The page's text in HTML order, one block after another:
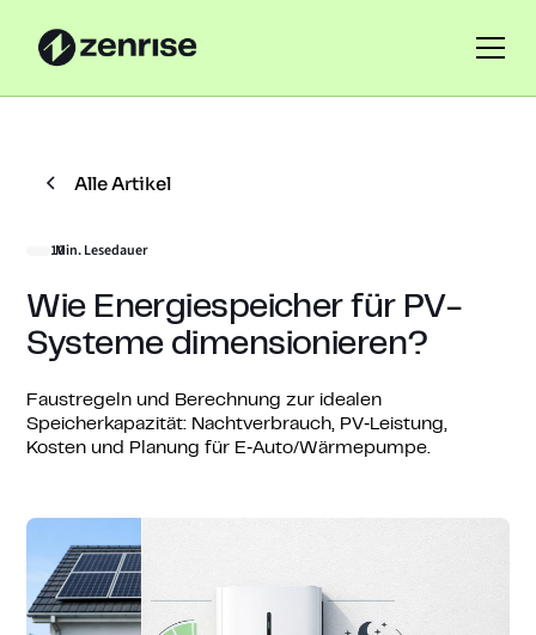
Alle Artikel
10Min. Lesedauer
Wie Energiespeicher für PV-
Systeme dimensionieren?
Faustregeln und Berechnung zur idealen
Speicherkapazität: Nachtverbrauch, PV‑Leistung,
Kosten und Planung für E‑Auto/Wärmepumpe.